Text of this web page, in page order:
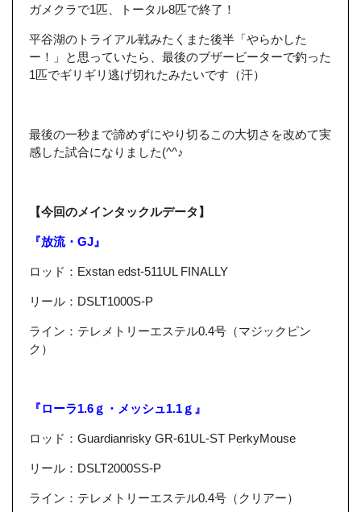
ガメクラで1匹、トータル8匹で終了！
平谷湖のトライアル戦みたくまた後半「やらかした
ー！」と思っていたら、最後のブザービーターで釣った
1匹でギリギリ逃げ切れたみたいです（汗）
最後の一秒まで諦めずにやり切るこの大切さを改めて実
感した試合になりました(^^♪
【今回のメインタックルデータ】
『放流・GJ』
ロッド：Exstan edst-511UL FINALLY
リール：DSLT1000S-P
ライン：テレメトリーエステル0.4号（マジックピン
ク）
『ローラ1.6ｇ・メッシュ1.1ｇ』
ロッド：Guardianrisky GR-61UL-ST PerkyMouse
リール：DSLT2000SS-P
ライン：テレメトリーエステル0.4号（クリアー）